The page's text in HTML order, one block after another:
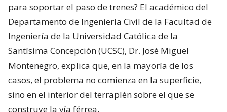
para soportar el paso de trenes? El académico del
Departamento de Ingeniería Civil de la Facultad de
Ingeniería de la Universidad Católica de la
Santísima Concepción (UCSC), Dr. José Miguel
Montenegro, explica que, en la mayoría de los
casos, el problema no comienza en la superficie,
sino en el interior del terraplén sobre el que se
construye la vía férrea.